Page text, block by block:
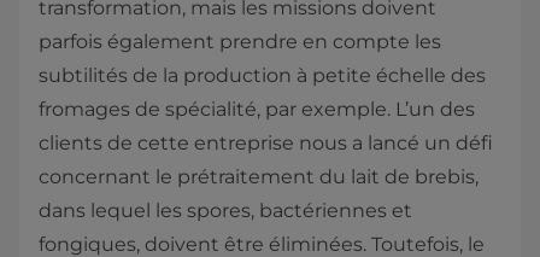
transformation, mais les missions doivent
parfois également prendre en compte les
subtilités de la production à petite échelle des
fromages de spécialité, par exemple. L’un des
clients de cette entreprise nous a lancé un défi
concernant le prétraitement du lait de brebis,
dans lequel les spores, bactériennes et
fongiques, doivent être éliminées. Toutefois, le